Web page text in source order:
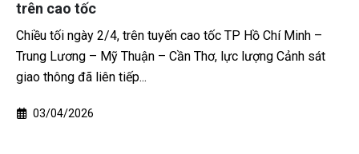
Minh –
Cảnh sát
ngân hàng”
Cơ quan Cảnh sát điều tra Công an TP Cần
hành lệnh bắt bị can để tạm giam đối với Trần